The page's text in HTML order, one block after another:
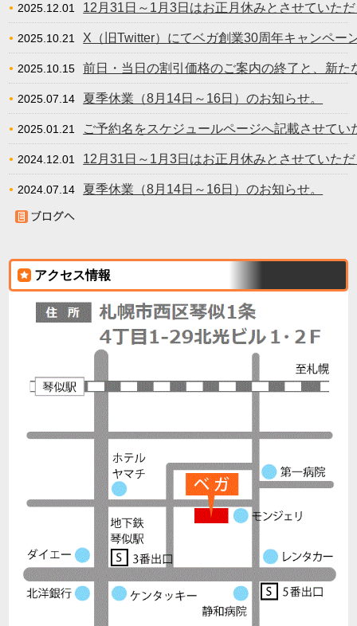
2025.12.01 12月31日～1月3日はお正月休みとさせていた
2025.10.21 X（旧Twitter）にてベガ創業30周年キャンペー
2025.10.15 前日・当日の割引価格のご案内の終了と、新た
2025.07.14 夏季休業（8月14日～16日）のお知らせ。
2025.01.21 ご予約名をスケジュールページへ記載させてい
2024.12.01 12月31日～1月3日はお正月休みとさせていた
2024.07.14 夏季休業（8月14日～16日）のお知らせ。
アクセス情報